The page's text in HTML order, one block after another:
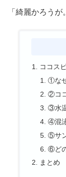
「綺麗かろうが
ココス
①な
②コ
③水
④混
⑤サ
⑥ど
まとめ